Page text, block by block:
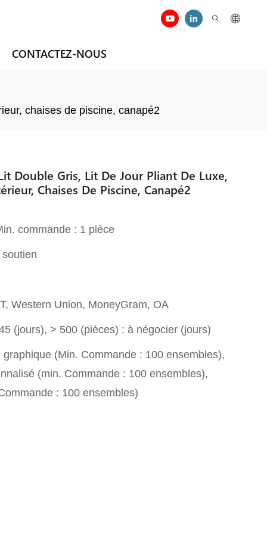
CONTACTEZ-NOUS
chaises de piscine, canapé2
Double Gris, Lit De Jour Pliant De Luxe,
Chaises De Piscine, Canapé2
commande : 1 pièce
Western Union, MoneyGram, OA
(jours), > 500 (pièces) : à négocier (jours)
graphique (Min. Commande : 100 ensembles),
(min. Commande : 100 ensembles),
: 100 ensembles)